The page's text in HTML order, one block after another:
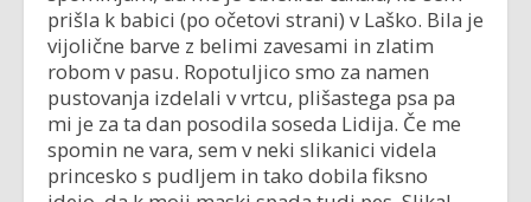
prišla k babici (po očetovi strani) v Laško. Bila je
vijolične barve z belimi zavesami in zlatim
robom v pasu. Ropotuljico smo za namen
pustovanja izdelali v vrtcu, plišastega psa pa
mi je za ta dan posodila soseda Lidija. Če me
spomin ne vara, sem v neki slikanici videla
princesko s pudljem in tako dobila fiksno